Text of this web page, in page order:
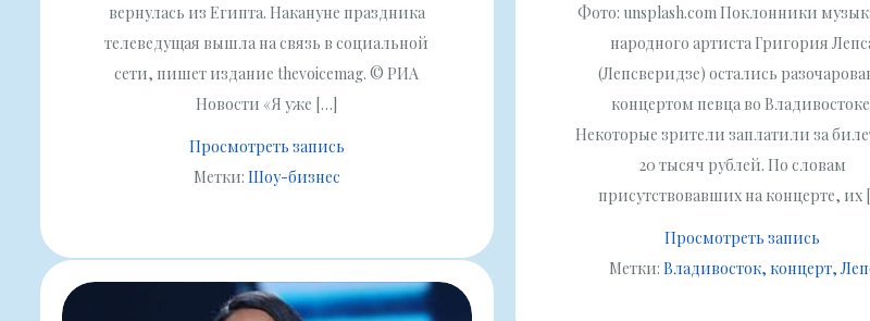
вернулась из Египта. Накануне праздника
телеведущая вышла на связь в социальной
сети, пишет издание thevoicemag. © РИА
Новости «Я уже […]
Просмотреть запись
Метки: Шоу-бизнес
Фото: unsplash.com Поклонники
народного артиста Григория
(Лепсверидзе) остались
концертом певца во
Некоторые зрители заплатили за
20 тысяч рублей. По словам
присутствовавших на концерте, их
Просмотреть запись
Метки: Владивосток концерт